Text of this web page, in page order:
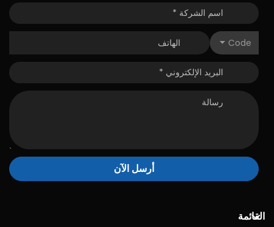
Code
أرسل الآن
القائمة